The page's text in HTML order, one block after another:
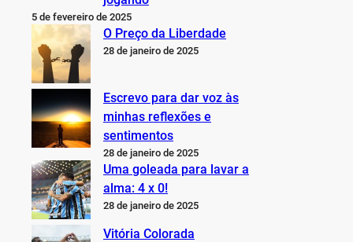
5 de fevereiro de 2025
O Preço da Liberdade
28 de janeiro de 2025
Escrevo para dar voz às
minhas reflexões e
sentimentos
28 de janeiro de 2025
Uma goleada para lavar a
alma: 4 x 0!
28 de janeiro de 2025
Vitória Colorada